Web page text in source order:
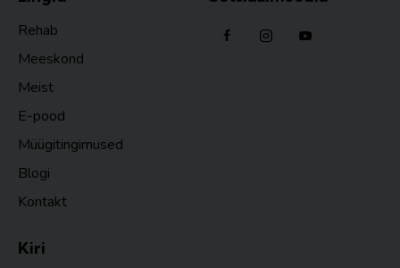
Rehab
Meeskond
Meist
E-pood
Müügitingimused
Blogi
Kontakt
Kiri